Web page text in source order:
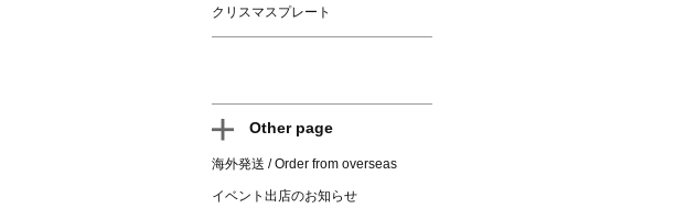
クリスマスプレート
Other page
海外発送 / Order from overseas
イベント出店のお知らせ